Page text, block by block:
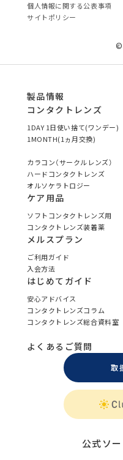
個⼈情報に関する公表事項
サイトポリシー
©
製品情報
コンタクトレンズ
1DAY 1日使い捨て(ワンデー)
1MONTH(1ヵ月交換)
カラコン（サークルレンズ）
ハードコンタクトレンズ
オルソケラトロジー
ケア用品
ソフトコンタクトレンズ用
コンタクトレンズ装着薬
メルスプラン
ご利用ガイド
入会方法
はじめてガイド
安心アドバイス
コンタクトレンズコラム
コンタクトレンズ総合資料室
よくあるご質問
取
公式ソ